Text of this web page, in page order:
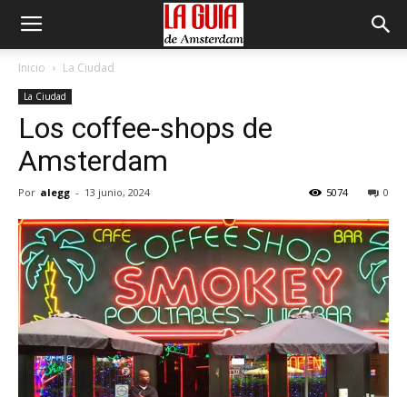
Inicio La Ciudad
La Ciudad
Los coffee-shops de
Amsterdam
Por alegg - 13 junio, 2024 0
5074